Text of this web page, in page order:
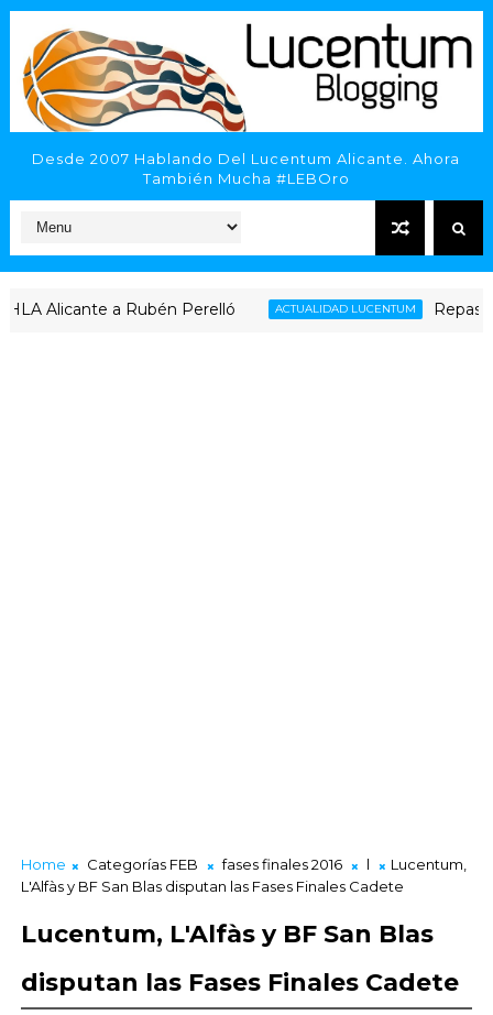
Desde 2007 Hablando Del Lucentum Alicante. Ahora
También Mucha #LEBOro
a Rubén Perelló ACTUALIDAD LUCENTUM Repaso al
Home Categorías FEB fases finales 2016 l
Lucentum,
L'Alfàs y BF San Blas disputan las Fases Finales Cadete
Lucentum, L'Alfàs y BF San Blas
disputan las Fases Finales Cadete